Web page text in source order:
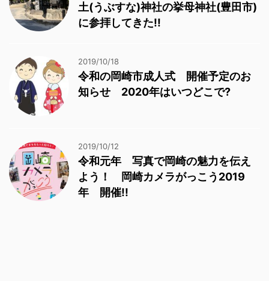
土(うぶすな)神社の挙母神社(豊田市)
に参拝してきた!!
2019/10/18
令和の岡崎市成人式 開催予定のお
知らせ 2020年はいつどこで?
2019/10/12
令和元年 写真で岡崎の魅力を伝え
よう！ 岡崎カメラがっこう2019
年 開催!!